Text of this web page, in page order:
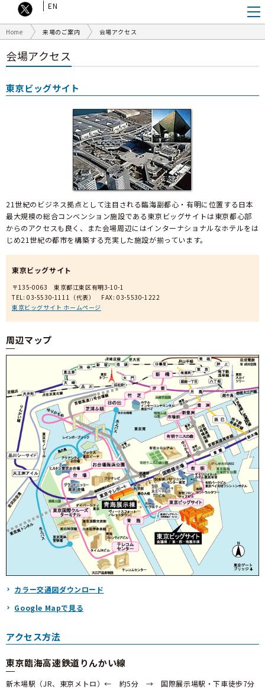
EN
Home 来場のご案内 会場アクセス
会場アクセス
東京ビッグサイト
21世紀のビジネス拠点として注目される臨海副都心・有明に位置する日本
最大規模の総合コンベンション施設である東京ビッグサイトは東京都心部
からのアクセスも良く、また会場周辺にはインターナショナルなホテルをは
じめ21世紀の都市を構築する充実した施設が揃っています。
東京ビッグサイト
〒135-0063 東京都江東区有明3-10-1
TEL: 03-5530-1111
（代表） FAX: 03-5530-1222
東京ビッグサイト ホームページ
周辺マップ
カラー交通図ダウンロード
Google Mapで見る
アクセス方法
東京臨海高速鉄道りんかい線
新木場駅（JR、東京メトロ）← 約5分 → 国際展示場駅・下車徒歩7分